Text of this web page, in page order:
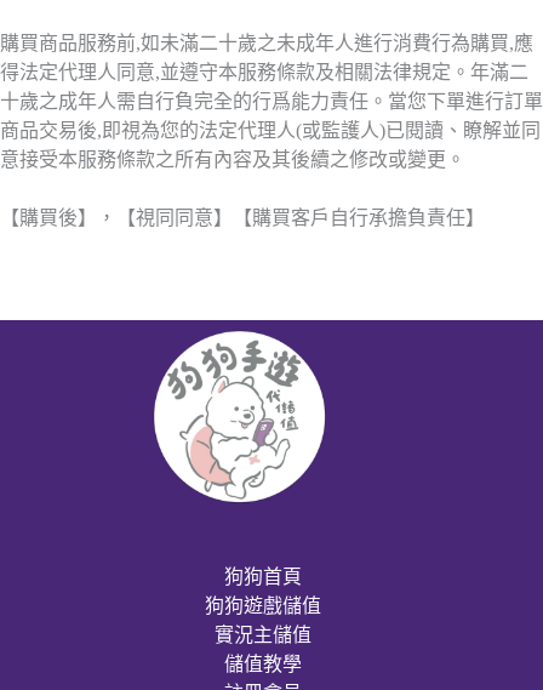
購買商品服務前,如未滿二十歲之未成年人進行消費行為購買,應
得法定代理人同意,並遵守本服務條款及相關法律規定。年滿二
十歲之成年人需自行負完全的行爲能力責任。當您下單進行訂單
商品交易後,即視為您的法定代理人(或監護人)已閱讀、瞭解並同
意接受本服務條款之所有內容及其後續之修改或變更。
【購買後】，【視同同意】【購買客戶自行承擔負責任】
狗狗首頁
狗狗遊戲儲值
實況主儲值
儲值教學